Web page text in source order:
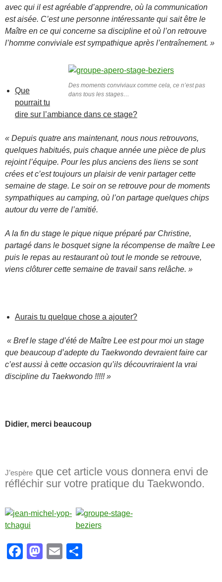
avec qui il est agréable d’apprendre, où la communication
est aisée. C’est une personne intéressante qui sait être le
Maître en ce qui concerne sa discipline et où l’on retrouve
l’homme conviviale est sympathique après l’entraînement. »
Des moments conviviaux comme cela, ce n’est pas
dans tous les stages…
Que
pourrait tu
dire sur l’ambiance dans ce stage?
« Depuis quatre ans maintenant, nous nous retrouvons,
quelques habitués, puis chaque année une pièce de plus
rejoint l’équipe. Pour les plus anciens des liens se sont
crées et c’est toujours un plaisir de venir partager cette
semaine de stage. Le soir on se retrouve pour de moments
sympathiques au camping, où l’on partage quelques chips
autour du verre de l’amitié.
A la fin du stage le pique nique préparé par Christine,
partagé dans le bosquet signe la récompense de maître Lee
puis le repas au restaurant où tout le monde se retrouve,
viens clôturer cette semaine de travail sans relâche. »
Aurais tu quelque chose a ajouter?
« Bref le stage d’été de Maître Lee est pour moi un stage
que beaucoup d’adepte du Taekwondo devraient faire car
c’est aussi à cette occasion qu’ils découvriraient la vrai
discipline du Taekwondo !!!!! »
Didier, merci beaucoup
J’espère que cet article vous donnera envi de
réfléchir sur votre pratique du Taekwondo.
F
M
E